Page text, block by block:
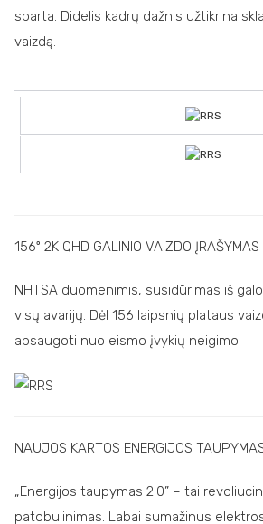
sparta. Didelis kadrų dažnis užtikrina
vaizdą.
156º 2K QHD GALINIO VAIZDO ĮRAŠYMAS
NHTSA duomenimis, susidūrimas iš
visų avarijų. Dėl 156 laipsnių plataus
apsaugoti nuo eismo įvykių neigimo.
NAUJOS KARTOS ENERGIJOS
„Energijos taupymas 2.0” – tai
patobulinimas. Labai sumažinus